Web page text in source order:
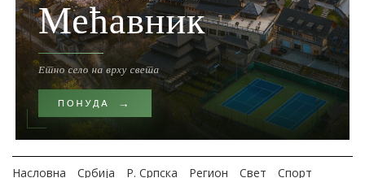
Насловна Србија Р. Српска Регион Свет Спорт